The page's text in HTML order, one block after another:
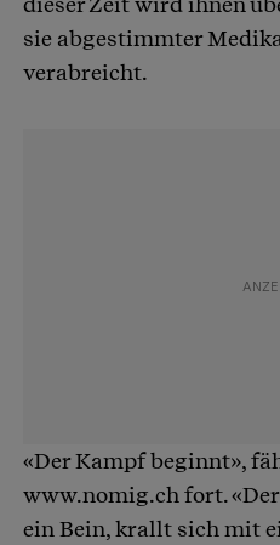
sie abgestimmter
verabreicht.
«Der Kampf beginnt»,
www.nomig.ch fort.
ein Bein, krallt sich mit